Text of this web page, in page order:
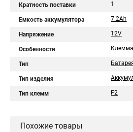
Кратность поставки 1
Емкость аккумулятора 7.2Ah
Напряжение 12V
Особенности Клемма
Тип
Тип изделия
Тип клемм F2
Похожие товары